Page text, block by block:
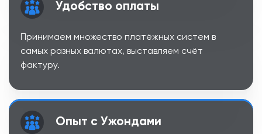
Удобство оплаты
Принимаем множество платёжных систем в
самых разных валютах, выставляем счёт
фактуру.
Опыт с Ужондами